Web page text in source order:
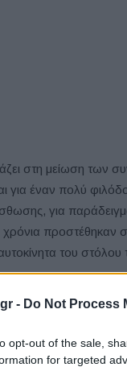
- Do Not Process
opt-out of the sale,
for targeted
στη μείωση των
για έναν πολύ
για
χρόνια
του στόλου
αλλαγή, είναι
ανώτατη διοίκηση